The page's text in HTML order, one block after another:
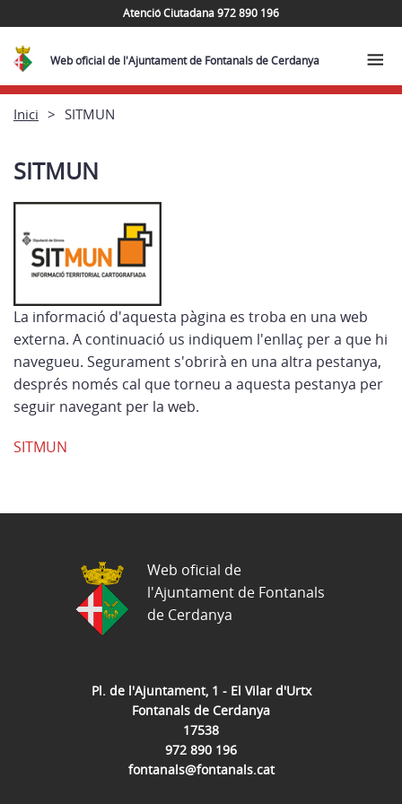
Atenció Ciutadana 972 890 196
Web oficial de l'Ajuntament de Fontanals de Cerdanya
Inici SITMUN
SITMUN
La informació d'aquesta pàgina es troba en una web
externa. A continuació us indiquem l'enllaç per a que hi
navegueu. Segurament s'obrirà en una altra pestanya,
després només cal que torneu a aquesta pestanya per
seguir navegant per la web.
SITMUN
Pl. de l'Ajuntament, 1 - El Vilar d'Urtx
Fontanals de Cerdanya
17538
972 890 196
fontanals@fontanals.cat
Web oficial de
l'Ajuntament de Fontanals
de Cerdanya